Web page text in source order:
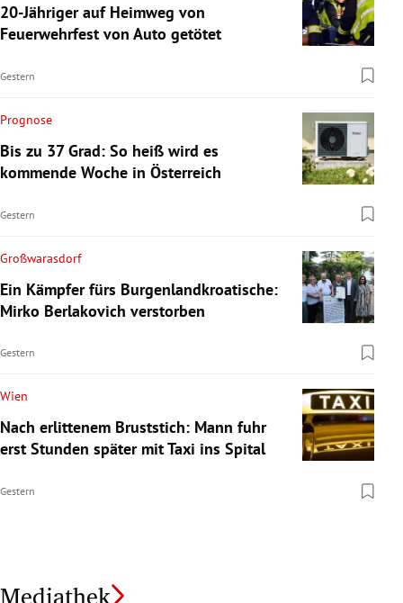
20-Jähriger auf Heimweg von
Feuerwehrfest von Auto getötet
Gestern
Prognose
Bis zu 37 Grad: So heiß wird es
kommende Woche in Österreich
Gestern
Großwarasdorf
Ein Kämpfer fürs Burgenlandkroatische:
Mirko Berlakovich verstorben
Gestern
Wien
Nach erlittenem Bruststich: Mann fuhr
erst Stunden später mit Taxi ins Spital
Gestern